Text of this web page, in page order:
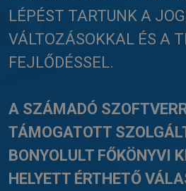
LÉPÉST TARTUNK A
VÁLTOZÁSOKKAL ÉS A
FEJLŐDÉSSEL.
A SZÁMADÓ
TÁMOGATOTT
BONYOLULT FŐKÖNYVI
HELYETT ÉRTHETŐ